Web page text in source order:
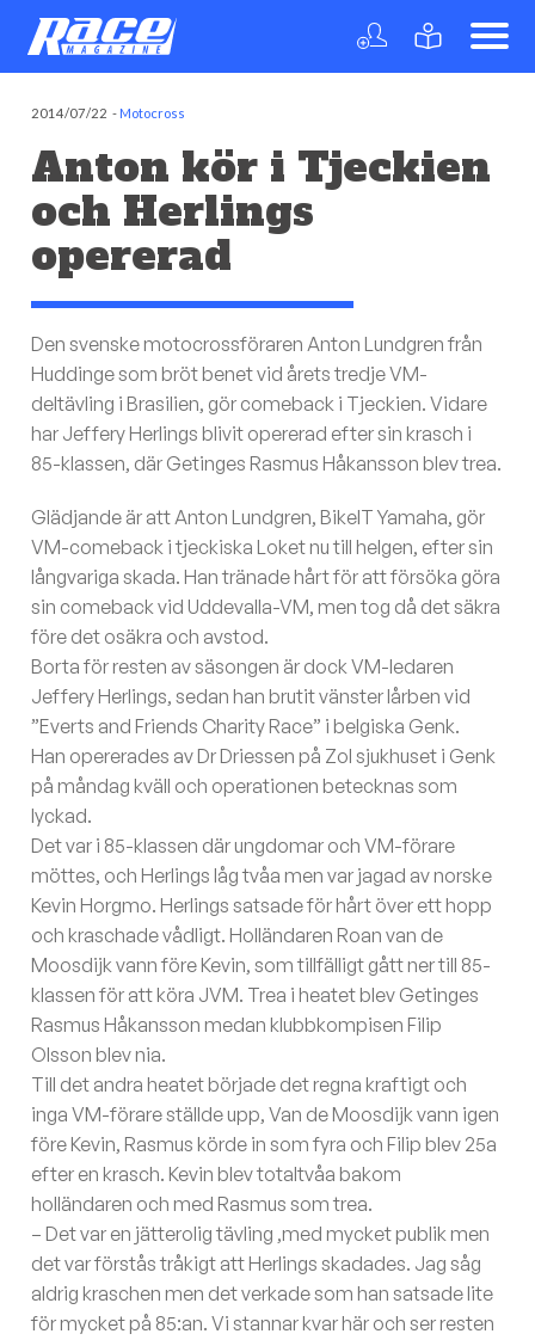
2014/07/22 -Motocross
Anton kör i Tjeckien
och Herlings
opererad
Den svenske motocrossföraren Anton Lundgren från
Huddinge som bröt benet vid årets tredje VM-
deltävling i Brasilien, gör comeback i Tjeckien. Vidare
har Jeffery Herlings blivit opererad efter sin krasch i
85-klassen, där Getinges Rasmus Håkansson blev trea.
Glädjande är att Anton Lundgren, BikeIT Yamaha, gör
VM-comeback i tjeckiska Loket nu till helgen, efter sin
långvariga skada. Han tränade hårt för att försöka göra
sin comeback vid Uddevalla-VM, men tog då det säkra
före det osäkra och avstod.
Borta för resten av säsongen är dock VM-ledaren
Jeffery Herlings, sedan han brutit vänster lårben vid
”Everts and Friends Charity Race” i belgiska Genk.
Han opererades av Dr Driessen på Zol sjukhuset i Genk
på måndag kväll och operationen betecknas som
lyckad.
Det var i 85-klassen där ungdomar och VM-förare
möttes, och Herlings låg tvåa men var jagad av norske
Kevin Horgmo. Herlings satsade för hårt över ett hopp
och kraschade vådligt. Holländaren Roan van de
Moosdijk vann före Kevin, som tillfälligt gått ner till 85-
klassen för att köra JVM. Trea i heatet blev Getinges
Rasmus Håkansson medan klubbkompisen Filip
Olsson blev nia.
Till det andra heatet började det regna kraftigt och
inga VM-förare ställde upp, Van de Moosdijk vann igen
före Kevin, Rasmus körde in som fyra och Filip blev 25a
efter en krasch. Kevin blev totaltvåa bakom
holländaren och med Rasmus som trea.
– Det var en jätterolig tävling ,med mycket publik men
det var förstås tråkigt att Herlings skadades. Jag såg
aldrig kraschen men det verkade som han satsade lite
för mycket på 85:an. Vi stannar kvar här och ser resten